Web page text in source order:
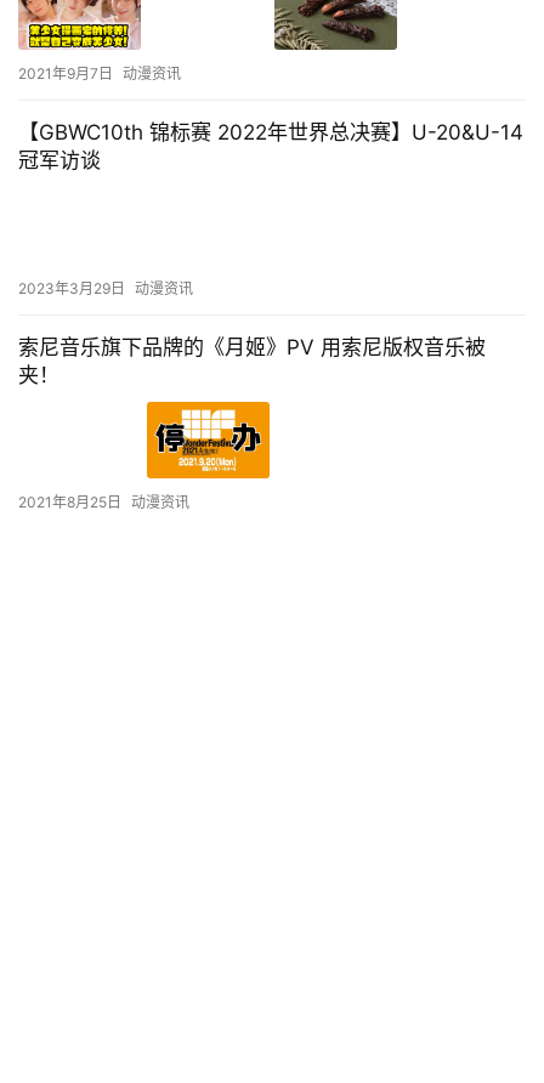
2021年9月7日 动漫资讯
【GBWC10th 锦标赛 2022年世界总决赛】U-20&U-14
冠军访谈
2023年3月29日 动漫资讯
索尼音乐旗下品牌的《月姬》PV 用索尼版权音乐被
夹！
2021年8月25日 动漫资讯